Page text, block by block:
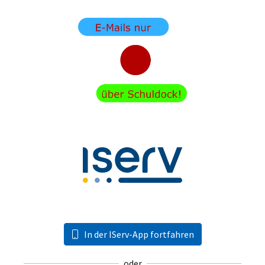
In der IServ-App fortfahren